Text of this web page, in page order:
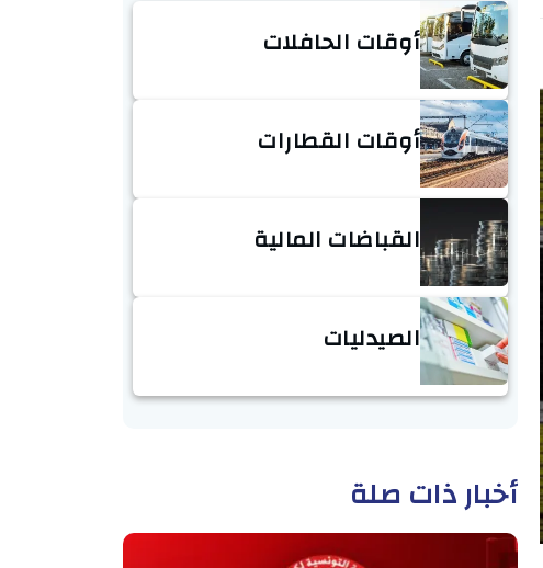
أوقات الحافلات
أوقات القطارات
القباضات المالية
الصيدليات
أخبار ذات صلة